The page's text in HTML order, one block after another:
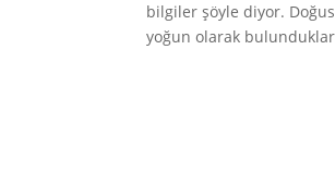
bilgiler şöyle diyor.
yoğun olarak